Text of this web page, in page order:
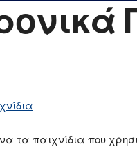
παιχνίδια που